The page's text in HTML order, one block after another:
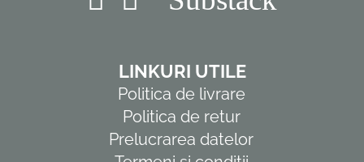
LINKURI UTILE
Politica de livrare
Politica de retur
Prelucrarea datelor